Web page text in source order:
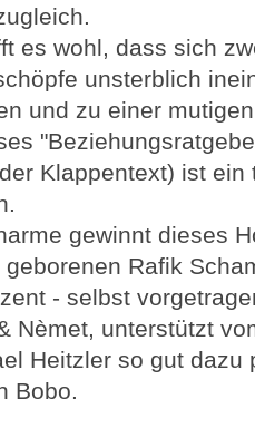
es wohl, dass sich
unsterblich
und zu einer
Klappentext) ist ein
gewinnt dieses
Rafik
- selbst
Nèmet, unterstützt
Heitzler so gut dazu
Bobo.